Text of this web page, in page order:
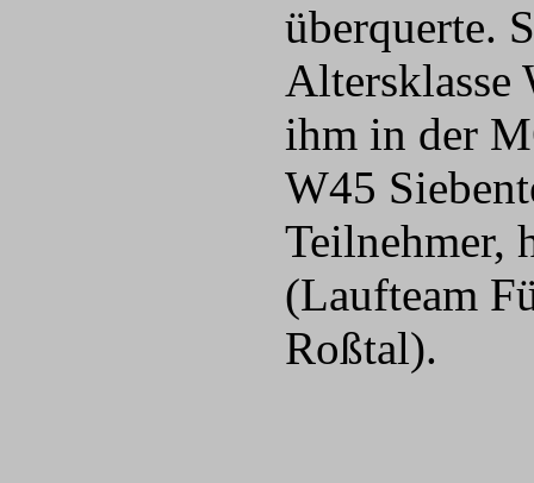
überquerte.
Altersklasse
ihm in der
W45
Teilnehmer,
(Laufteam
Roßtal).